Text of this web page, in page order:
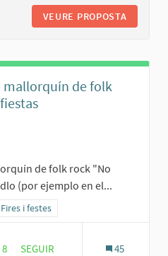
VEURE PROPOSTA
mallorquín de folk
de folk rock "No
(por ejemplo en el...
Sencelles poble i Jornets -
i festes
8 8 SEGUIDORES
SEGUIR 45